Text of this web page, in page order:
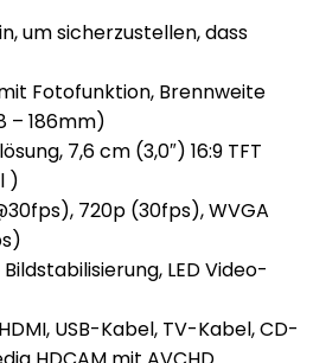
um sicherzustellen, dass
Fotofunktion, Brennweite
– 186mm)
7,6 cm (3,0″) 16:9 TFT
)
720p (30fps), WVGA
LED Video-
USB-Kabel, TV-Kabel, CD-